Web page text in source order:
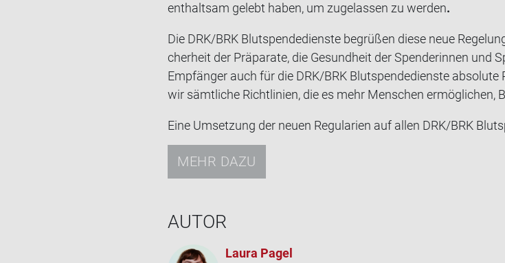
ent­halt­sam ge­lebt haben, um zu­ge­las­sen zu wer­den.
Die DRK/BRK Blut­spen­de­diens­te be­grü­ßen diese neue
cher­heit der Prä­pa­ra­te, die Ge­sund­heit der Spen­de­rin­nen und
Emp­fän­ger auch für die DRK/BRK Blut­spen­de­diens­te
wir sämt­li­che Richt­li­ni­en, die es mehr Men­schen er­mög­li­chen,
Eine Um­set­zung der neuen Re­gu­la­ri­en auf allen DRK/BRK
MEHR DAZU
AUTOR
Laura Pagel